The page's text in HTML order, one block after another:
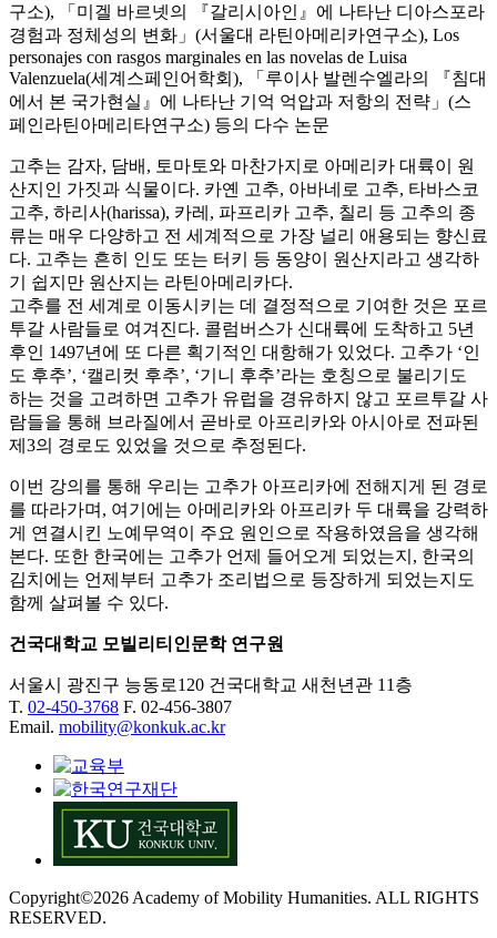
구소), 「미겔 바르넷의 『갈리시아인』에 나타난 디아스포라
경험과 정체성의 변화」(서울대 라틴아메리카연구소), Los
personajes con rasgos marginales en las novelas de Luisa
Valenzuela(세계스페인어학회), 「루이사 발렌수엘라의 『침대
에서 본 국가현실』에 나타난 기억 억압과 저항의 전략」(스
페인라틴아메리타연구소) 등의 다수 논문
고추는 감자, 담배, 토마토와 마찬가지로 아메리카 대륙이 원
산지인 가짓과 식물이다. 카옌 고추, 아바네로 고추, 타바스코
고추, 하리사(harissa), 카레, 파프리카 고추, 칠리 등 고추의 종
류는 매우 다양하고 전 세계적으로 가장 널리 애용되는 향신료
다. 고추는 흔히 인도 또는 터키 등 동양이 원산지라고 생각하
기 쉽지만 원산지는 라틴아메리카다.
고추를 전 세계로 이동시키는 데 결정적으로 기여한 것은 포르
투갈 사람들로 여겨진다. 콜럼버스가 신대륙에 도착하고 5년
후인 1497년에 또 다른 획기적인 대항해가 있었다. 고추가 ‘인
도 후추’, ‘캘리컷 후추’, ‘기니 후추’라는 호칭으로 불리기도
하는 것을 고려하면 고추가 유럽을 경유하지 않고 포르투갈 사
람들을 통해 브라질에서 곧바로 아프리카와 아시아로 전파된
제3의 경로도 있었을 것으로 추정된다.
이번 강의를 통해 우리는 고추가 아프리카에 전해지게 된 경로
를 따라가며, 여기에는 아메리카와 아프리카 두 대륙을 강력하
게 연결시킨 노예무역이 주요 원인으로 작용하였음을 생각해
본다. 또한 한국에는 고추가 언제 들어오게 되었는지, 한국의
김치에는 언제부터 고추가 조리법으로 등장하게 되었는지도
함께 살펴볼 수 있다.​
건국대학교 모빌리티인문학 연구원
서울시 광진구 능동로120 건국대학교 새천년관 11층
T. 02-450-3768 F. 02-456-3807
Email. mobility@konkuk.ac.kr
Copyright©2026 Academy of Mobility Humanities. ALL RIGHTS
RESERVED.